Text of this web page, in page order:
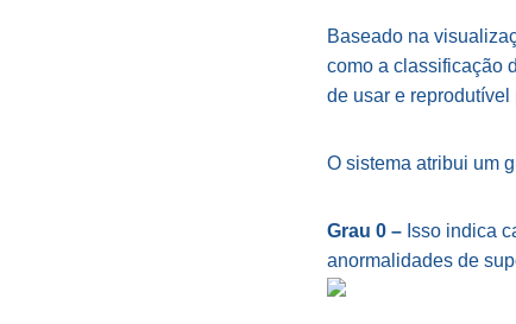
Baseado na
como a classificação
de usar e
O sistema atribui um
Grau 0 – Isso indica
anormalidades de